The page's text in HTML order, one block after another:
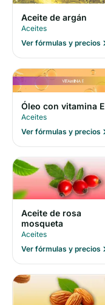
Aceite de argán
Aceites
Ver fórmulas y precios
Óleo con vitamina E
Aceites
Ver fórmulas y precios
Aceite de rosa
mosqueta
Aceites
Ver fórmulas y precios